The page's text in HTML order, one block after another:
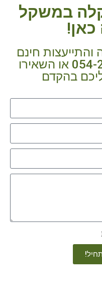
במשקל
חינם
חייגו עכשיו 054-226-3631 או השאירו
בהקדם